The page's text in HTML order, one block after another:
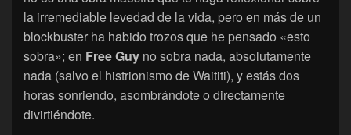
la irremediable levedad de la vida, pero en más de un
blockbuster ha habido trozos que he pensado «esto
sobra»; en Free Guy no sobra nada, absolutamente
nada (salvo el histrionismo de Waititi), y estás dos
horas sonriendo, asombrándote o directamente
divirtiéndote.